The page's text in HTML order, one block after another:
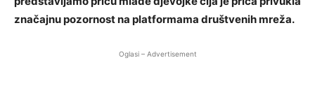
značajnu pozornost na platformama društvenih mreža.
Oglasi – Advertisement